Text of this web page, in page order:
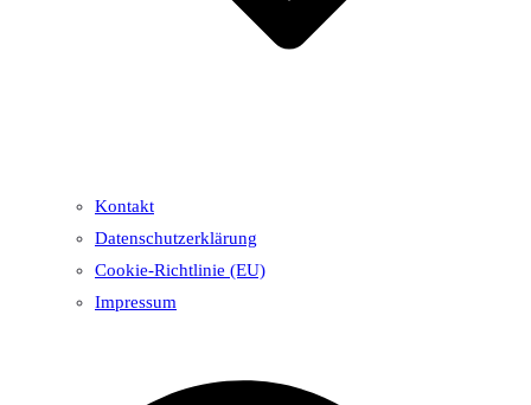
Kontakt
Datenschutzerklärung
Cookie-Richtlinie (EU)
Impressum